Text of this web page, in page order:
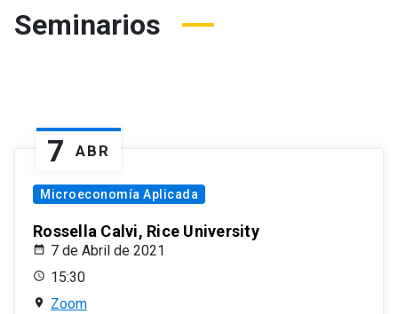
Seminarios
7 ABR
Microeconomía Aplicada
Rossella Calvi, Rice University
7 de Abril de 2021
15:30
Zoom